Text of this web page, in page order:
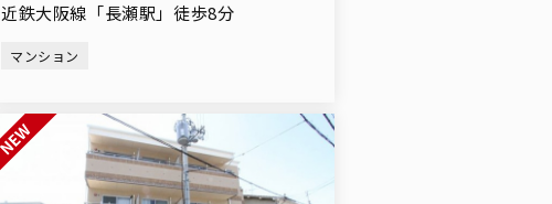
近鉄大阪線「長瀬駅」徒歩8分
マンション